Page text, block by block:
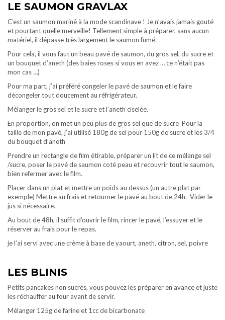
LE SAUMON GRAVLAX
C’est un saumon mariné à la mode scandinave ! Je n’avais jamais gouté
et pourtant quelle merveille! Tellement simple à préparer, sans aucun
matériel, il dépasse très largement le saumon fumé.
Pour cela, il vous faut un beau pavé de saumon, du gros sel, du sucre et
un bouquet d’aneth (des baies roses si vous en avez … ce n’était pas
mon cas …)
Pour ma part, j’ai préféré congeler le pavé de saumon et le faire
décongeler tout doucement au réfrigérateur.
Mélanger le gros sel et le sucre et l’aneth ciselée.
En proportion, on met un peu plus de gros sel que de sucre Pour la
taille de mon pavé, j’ai utilisé 180g de sel pour 150g de sucre et les 3/4
du bouquet d’aneth
Prendre un rectangle de film étirable, préparer un lit de ce mélange sel
/sucre, poser le pavé de saumon coté peau et recouvrir tout le saumon,
bien refermer avec le film.
Placer dans un plat et mettre un poids au dessus (un autre plat par
exemple) Mettre au frais et retourner le pavé au bout de 24h. Vider le
jus si nécessaire.
Au bout de 48h, il suffit d’ouvrir le film, rincer le pavé, l’essuyer et le
réserver au frais pour le repas.
je l’ai servi avec une crème à base de yaourt, aneth, citron, sel, poivre
LES BLINIS
Petits pancakes non sucrés, vous pouvez les préparer en avance et juste
les réchauffer au four avant de servir.
Mélanger 125g de farine et 1cc de bicarbonate